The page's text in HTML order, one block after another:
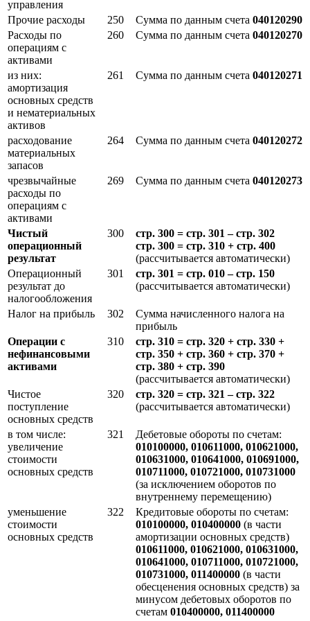
управления
Прочие расходы
250 Сумма по данным счета 040120290
Расходы по
операциям с
активами
260 Сумма по данным счета 040120270
из них:
амортизация
основных средств
и нематериальных
активов
261 Сумма по данным счета 040120271
расходование
материальных
запасов
264 Сумма по данным счета 040120272
чрезвычайные
расходы по
операциям с
активами
269 Сумма по данным счета 040120273
Чистый
операционный
результат
300
стр. 300 = стр. 301 – стр. 302
стр. 300 = стр. 310 + стр. 400
(рассчитывается автоматически)
Операционный
результат до
налогообложения
301
стр. 301 = стр. 010 – стр. 150
(рассчитывается автоматически)
Налог на прибыль 302
Сумма начисленного налога на
прибыль
Операции с
нефинансовыми
активами
310
стр. 310 = стр. 320 + стр. 330 +
стр. 350 + стр. 360 + стр. 370 +
стр. 380 + стр. 390
(рассчитывается автоматически)
Чистое
поступление
основных средств
320
стр. 320 = стр. 321 – стр. 322
(рассчитывается автоматически)
в том числе:
увеличение
стоимости
основных средств
321
Дебетовые обороты по счетам:
010100000, 010611000, 010621000,
010631000, 010641000, 010691000,
010711000, 010721000, 010731000
(за исключением оборотов по
внутреннему перемещению)
уменьшение
стоимости
основных средств
322
Кредитовые обороты по счетам:
010100000, 010400000 (в части
амортизации основных средств)
010611000, 010621000, 010631000,
010641000, 010711000, 010721000,
010731000, 011400000 (в части
обесценения основных средств) за
минусом дебетовых оборотов по
счетам 010400000, 011400000